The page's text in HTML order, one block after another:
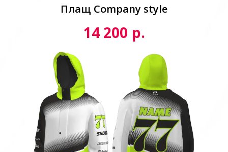
Плащ Сompany style
14 200 р.